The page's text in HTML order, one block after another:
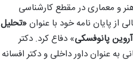
و معماری در مقطع کارشناسی
«تحلیل
پانوفسکی» دفاع کرد. دکتر
به عنوان داور داخلی و دکتر افسانه